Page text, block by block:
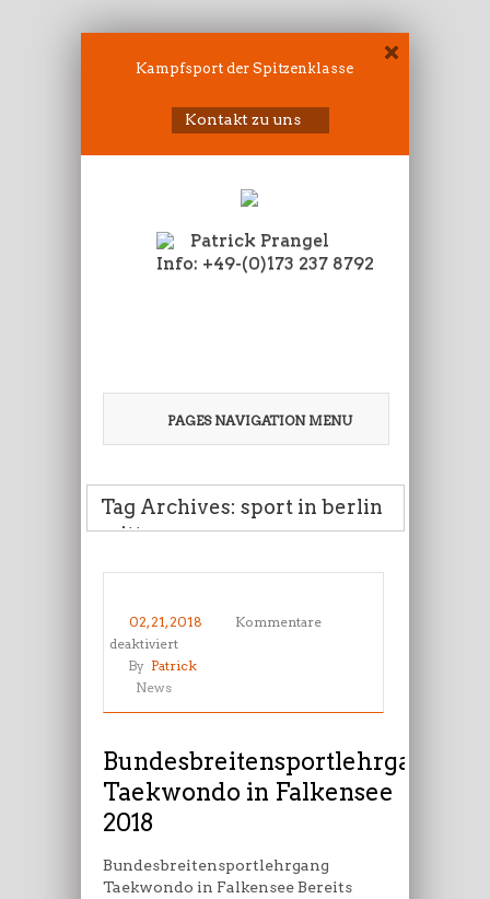
Kampfsport der Spitzenklasse
Kontakt zu uns
Patrick Prangel
Info: +49-(0)173 237 8792
PAGES NAVIGATION MENU
Tag Archives: sport in berlin
mitte
02, 21, 2018
Kommentare
deaktiviertfür
Bundesbreitensportlehrgang
in
2018
By Patrick
News
Bundesbreitensportlehrgang
Taekwondo in Falkensee
2018
Bundesbreitensportlehrgang
Taekwondo in Falkensee Bereits